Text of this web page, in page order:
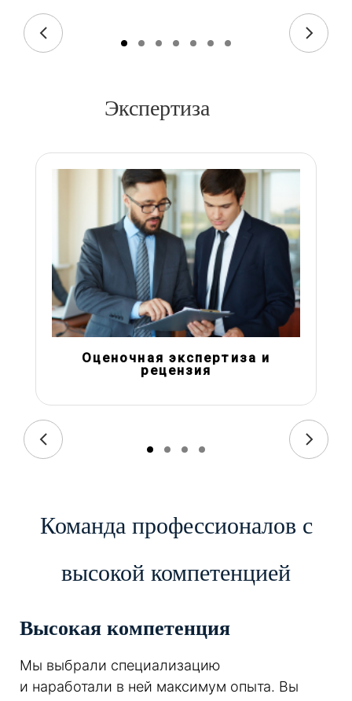
Экспертиза
Оценочная экспертиза и
рецензия
Команда профессионалов с
высокой компетенцией
Высокая компетенция
Мы выбрали специализацию
и наработали в ней максимум опыта. Вы